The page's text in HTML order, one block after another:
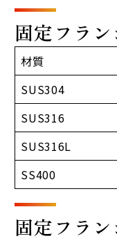
固定フラン
材質
SUS304
SUS316
SUS316L
SS400
固定フラ